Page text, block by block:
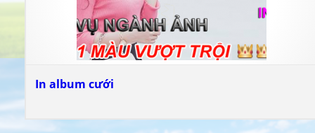
In album cưới